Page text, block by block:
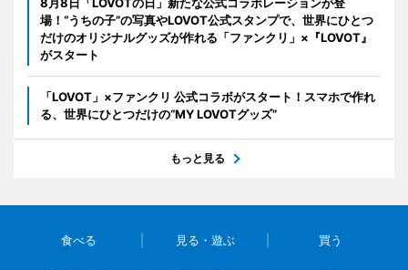
場！“うちの子”の写真やLOVOT公式スタンプで、世界にひとつ
だけのオリジナルグッズが作れる「ファンクリ」×『LOVOT』
がスタート
「LOVOT」×ファンクリ 公式コラボがスタート！スマホで作れ
る、世界にひとつだけの“MY LOVOTグッズ”
もっと見る
食べる 見る・遊ぶ 買う